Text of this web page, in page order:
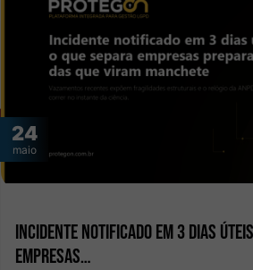
24
maio
Incidente notificado em 3 dias
empresas…